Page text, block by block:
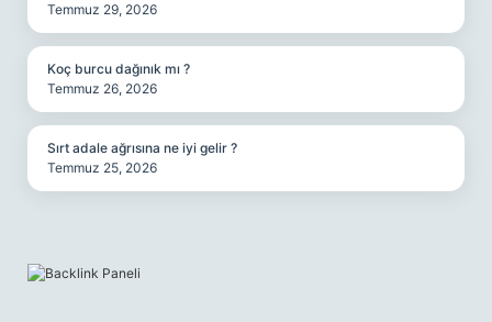
Temmuz 29, 2026
Koç burcu dağınık mı ?
Temmuz 26, 2026
Sırt adale ağrısına ne iyi gelir ?
Temmuz 25, 2026